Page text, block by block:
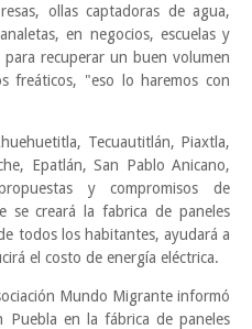
ollas captadoras de agua,
en negocios, escuelas y
recuperar un buen volumen
freáticos, "eso lo haremos con
Tecuautitlán, Piaxtla,
Epatlán, San Pablo Anicano,
y compromisos de
se creará la fabrica de paneles
todos los habitantes, ayudará a
el costo de energía eléctrica.
Mundo Migrante informó
en la fábrica de paneles